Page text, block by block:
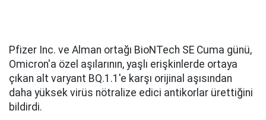
Pfizer Inc. ve Alman ortağı BioNTech SE Cuma günü,
Omicron'a özel aşılarının, yaşlı erişkinlerde ortaya
çıkan alt varyant BQ.1.1'e karşı orijinal aşısından
daha yüksek virüs nötralize edici antikorlar ürettiğini
bildirdi.